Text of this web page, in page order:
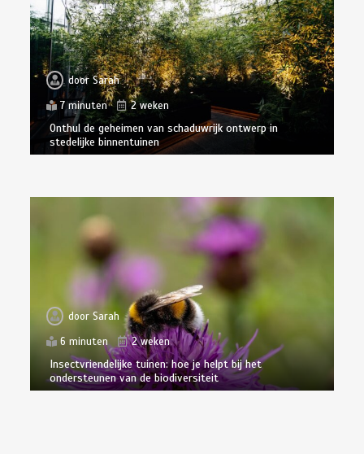
doorSarah
7 minuten
2 weken
Onthul de geheimen van schaduwrijk ontwerp in
stedelijke binnentuinen
doorSarah
6 minuten
2 weken
Insectvriendelijke tuinen: hoe je helpt bij het
ondersteunen van de biodiversiteit